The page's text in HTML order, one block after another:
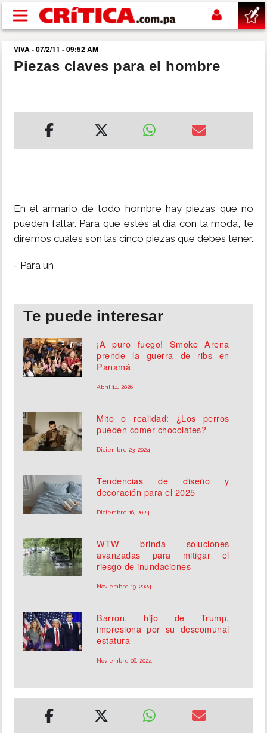
Pasar al contenido principal
buscar
DEPORTES
MULTIMEDIA
IMPRESO
VIVA - 07/2/11 - 09:52 AM
Piezas claves para el hombre
En el armario de todo hombre hay piezas que no
pueden faltar. Para que estés al día con la moda, te
diremos cuáles son las cinco piezas que debes tener.
- Para un
Te puede interesar
¡A puro fuego! Smoke Arena
prende la guerra de ribs en
Panamá
Abril 14, 2026
Mito o realidad: ¿Los perros
pueden comer chocolates?
Diciembre 23, 2024
Tendencias de diseño y
decoración para el 2025
Diciembre 16, 2024
WTW brinda soluciones
avanzadas para mitigar el
riesgo de inundaciones
Noviembre 19, 2024
Barron, hijo de Trump,
impresiona por su descomunal
estatura
Noviembre 06, 2024